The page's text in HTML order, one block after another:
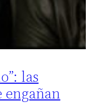
las
engañan